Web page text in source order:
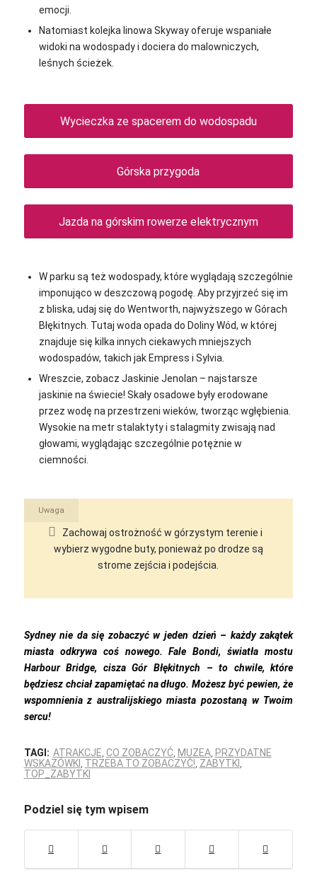
emocji.
Natomiast kolejka linowa Skyway oferuje wspaniałe
widoki na wodospady i dociera do malowniczych,
leśnych ścieżek.
Wycieczka ze spacerem do wodospadu
Górska przygoda
Jazda na górskim rowerze elektrycznym
W parku są też wodospady, które wyglądają szczególnie
imponująco w deszczową pogodę. Aby przyjrzeć się im
z bliska, udaj się do Wentworth, najwyższego w Górach
Błękitnych. Tutaj woda opada do Doliny Wód, w której
znajduje się kilka innych ciekawych mniejszych
wodospadów, takich jak Empress i Sylvia.
Wreszcie, zobacz Jaskinie Jenolan – najstarsze
jaskinie na świecie! Skały osadowe były erodowane
przez wodę na przestrzeni wieków, tworząc wgłębienia.
Wysokie na metr stalaktyty i stalagmity zwisają nad
głowami, wyglądając szczególnie potężnie w
ciemności.
Uwaga
Zachowaj ostrożność w górzystym terenie i
wybierz wygodne buty, ponieważ po drodze są
strome zejścia i podejścia.
Sydney nie da się zobaczyć w jeden dzień – każdy zakątek
miasta odkrywa coś nowego. Fale Bondi, światła mostu
Harbour Bridge, cisza Gór Błękitnych – to chwile, które
będziesz chciał zapamiętać na długo. Możesz być pewien, że
wspomnienia z australijskiego miasta pozostaną w Twoim
sercu!
TAGI: ATRAKCJE, CO ZOBACZYĆ, MUZEA, PRZYDATNE
WSKAZÓWKI , TRZEBA TO ZOBACZYĆ!, ZABYTKI ,
TOP_ZABYTKI
Podziel się tym wpisem